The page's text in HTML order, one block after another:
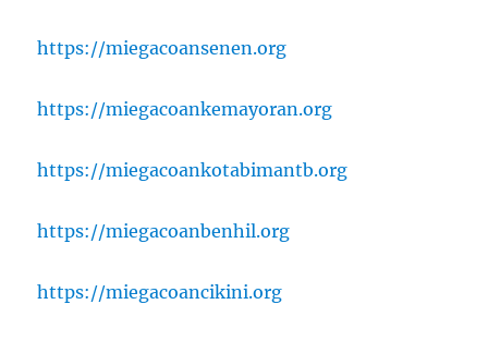
https://miegacoansenen.org
https://miegacoankemayoran.org
https://miegacoankotabimantb.org
https://miegacoanbenhil.org
https://miegacoancikini.org